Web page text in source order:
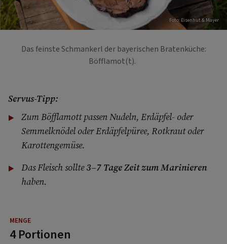
Foto: Eisenhut & Mayer
Das feinste Schmankerl der bayerischen Bratenküche:
Böfflamot(t).
Servus-Tipp:
Zum Böfflamott passen Nudeln, Erdäpfel- oder
Semmelknödel oder Erdäpfelpüree, Rotkraut oder
Karottengemüse.
Das Fleisch sollte3–7 Tage Zeit zum Marinieren
haben.
4 Portionen